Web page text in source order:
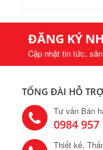
ĐĂNG KÝ
Cập nhật tin tức,
TỔNG ĐÀI HỖ TRỢ
Tư vấn Bán
0984 957
Thiết kế,